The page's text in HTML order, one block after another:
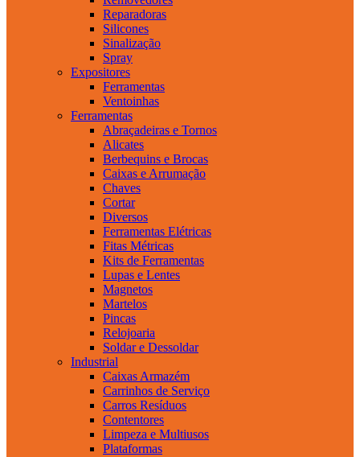
Reparadoras
Silicones
Sinalização
Spray
Expositores
Ferramentas
Ventoinhas
Ferramentas
Abraçadeiras e Tornos
Alicates
Berbequins e Brocas
Caixas e Arrumação
Chaves
Cortar
Diversos
Ferramentas Elétricas
Fitas Métricas
Kits de Ferramentas
Lupas e Lentes
Magnetos
Martelos
Pincas
Relojoaria
Soldar e Dessoldar
Industrial
Caixas Armazém
Carrinhos de Serviço
Carros Resíduos
Contentores
Limpeza e Multiusos
Plataformas